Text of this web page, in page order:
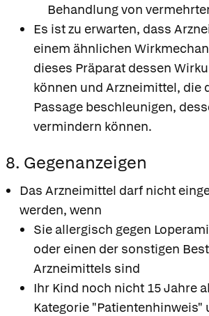
Behandlung von
Es ist zu erwarten, dass
einem ähnlichen
dieses Präparat dessen
können und Arzneimittel, die
Passage beschleunigen,
vermindern können.
8. Gegenanzeigen
Das Arzneimittel darf nicht
werden, wenn
Sie allergisch gegen
oder einen der sonstigen
Arzneimittels sind
Ihr Kind noch nicht 15 Jahre
Kategorie "Patientenhinweis"